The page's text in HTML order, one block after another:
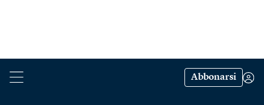
Abbonarsi